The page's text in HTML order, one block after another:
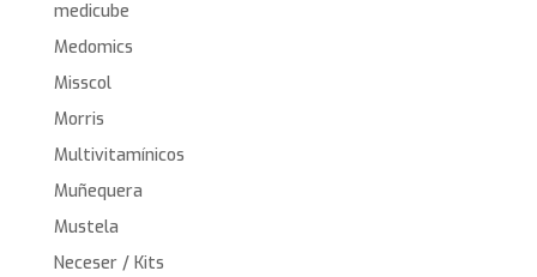
medicube
Medomics
Misscol
Morris
Multivitamínicos
Muñequera
Mustela
Neceser / Kits